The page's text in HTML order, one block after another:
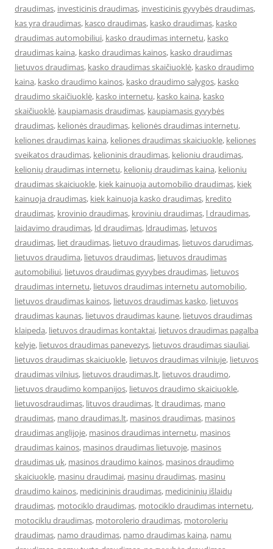
draudimas, investicinis draudimas, investicinis gyvybės draudimas,
kas yra draudimas, kasco draudimas, kasko draudimas, kasko
draudimas automobiliui, kasko draudimas internetu, kasko
draudimas kaina, kasko draudimas kainos, kasko draudimas
lietuvos draudimas, kasko draudimas skaičiuoklė, kasko draudimo
kaina, kasko draudimo kainos, kasko draudimo salygos, kasko
draudimo skaičiuoklė, kasko internetu, kasko kaina, kasko
skaičiuoklė, kaupiamasis draudimas, kaupiamasis gyvybės
draudimas, kelionės draudimas, kelionės draudimas internetu,
keliones draudimas kaina, keliones draudimas skaiciuokle, keliones
sveikatos draudimas, kelioninis draudimas, kelioniu draudimas,
kelionių draudimas internetu, kelionių draudimas kaina, kelioniu
draudimas skaiciuokle, kiek kainuoja automobilio draudimas, kiek
kainuoja draudimas, kiek kainuoja kasko draudimas, kredito
draudimas, krovinio draudimas, kroviniu draudimas, l draudimas,
laidavimo draudimas, ld draudimas, ldraudimas, letuvos
draudimas, liet draudimas, lietuvo draudimas, lietuvos darudimas,
lietuvos draudima, lietuvos draudimas, lietuvos draudimas
automobiliui, lietuvos draudimas gyvybes draudimas, lietuvos
draudimas internetu, lietuvos draudimas internetu automobilio,
lietuvos draudimas kainos, lietuvos draudimas kasko, lietuvos
draudimas kaunas, lietuvos draudimas kaune, lietuvos draudimas
klaipeda, lietuvos draudimas kontaktai, lietuvos draudimas pagalba
kelyje, lietuvos draudimas panevezys, lietuvos draudimas siauliai,
lietuvos draudimas skaiciuokle, lietuvos draudimas vilniuje, lietuvos
draudimas vilnius, lietuvos draudimas.lt, lietuvos draudimo,
lietuvos draudimo kompanijos, lietuvos draudimo skaiciuokle,
lietuvosdraudimas, lituvos draudimas, lt draudimas, mano
draudimas, mano draudimas.lt, masinos draudimas, masinos
draudimas anglijoje, masinos draudimas internetu, masinos
draudimas kainos, masinos draudimas lietuvoje, masinos
draudimas uk, masinos draudimo kainos, masinos draudimo
skaiciuokle, masinu draudimai, masinu draudimas, masinu
draudimo kainos, medicininis draudimas, medicininių išlaidų
draudimas, motociklo draudimas, motociklo draudimas internetu,
motociklu draudimas, motorolerio draudimas, motoroleriu
draudimas, namo draudimas, namo draudimas kaina, namu